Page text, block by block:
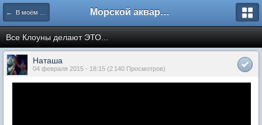
← В моём аквариуме Морской аквариум. Форумы ReefCentral.ru
Все Клоуны делают ЭТО...
Наташа
04 февраля 2015 - 18:15 (2 140 Просмотров)